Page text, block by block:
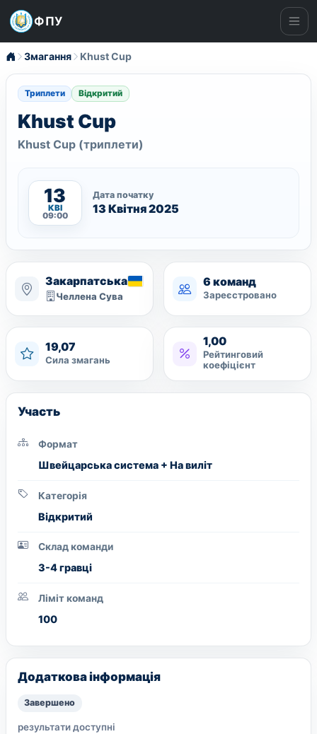
ФПУ
Змагання Khust Cup
Триплети Відкритий
Khust Cup
Khust Cup (триплети)
13
КВІ
09:00
Дата початку
13 Квітня 2025
Закарпатська
Челлена Сува
6 команд
Зареєстровано
19,07
Сила змагань
1,00
Рейтинговий
коефіцієнт
Участь
Формат
Швейцарська система + На виліт
Категорія
Вiдкритий
Склад команди
3-4 гравці
Ліміт команд
100
Додаткова інформація
Завершено
результати доступні